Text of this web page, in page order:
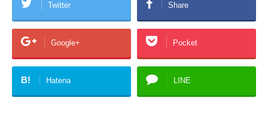
Twitter Share
Google+ Pocket
B! Hatena LINE